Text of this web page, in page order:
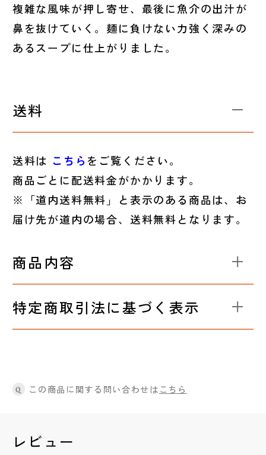
複雑な風味が押し寄せ、最後に魚介の出汁が
鼻を抜けていく。麺に負けない力強く深みの
あるスープに仕上がりました。
送料
送料は こちらをご覧ください。
商品ごとに配送料金がかかります。
※「道内送料無料」と表示のある商品は、お
届け先が道内の場合、送料無料となります。
商品内容
特定商取引法に基づく表示
Q この商品に関する問い合わせはこちら
レビュー